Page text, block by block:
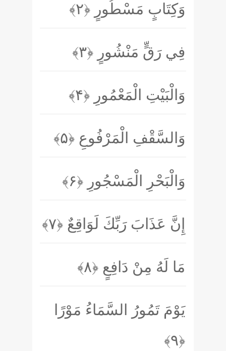
وَكِتَابٍ مَسْطُورٍ ﴿۲﴾
فِي رَقٍّ مَنْشُورٍ ﴿۳﴾
وَالْبَيْتِ الْمَعْمُورِ ﴿۴﴾
وَالسَّقْفِ الْمَرْفُوعِ ﴿۵﴾
وَالْبَحْرِ الْمَسْجُورِ ﴿۶﴾
إِنَّ عَذَابَ رَبِّكَ لَوَاقِعٌ ﴿۷﴾
مَا لَهُ مِنْ دَافِعٍ ﴿۸﴾
يَوْمَ تَمُورُ السَّمَاءُ مَوْرًا
﴿۹﴾